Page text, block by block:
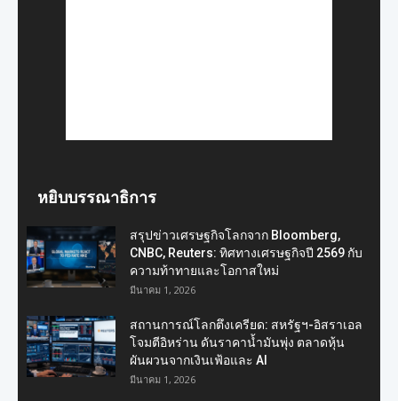
หยิบบรรณาธิการ
สรุปข่าวเศรษฐกิจโลกจาก Bloomberg,
CNBC, Reuters: ทิศทางเศรษฐกิจปี 2569 กับ
ความท้าทายและโอกาสใหม่
มีนาคม 1, 2026
สถานการณ์โลกตึงเครียด: สหรัฐฯ-อิสราเอล
โจมตีอิหร่าน ดันราคาน้ำมันพุ่ง ตลาดหุ้น
ผันผวนจากเงินเฟ้อและ AI
มีนาคม 1, 2026